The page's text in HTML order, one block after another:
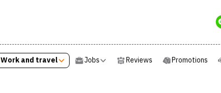
Promotions
Work and travel Jobs Reviews Promotions